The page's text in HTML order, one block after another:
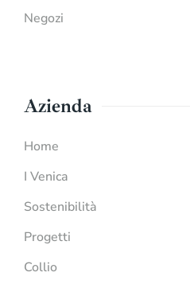
Negozi
Azienda
Home
I Venica
Sostenibilità
Progetti
Collio